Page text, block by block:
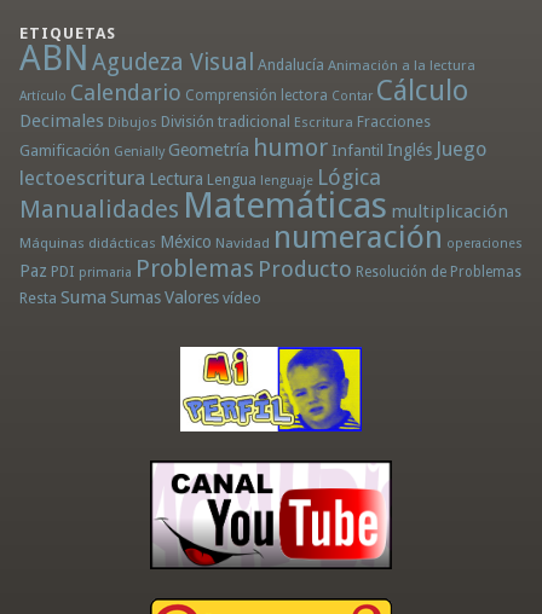
ETIQUETAS
ABN Agudeza Visual Andalucía Animación a la lectura
Artículo Calendario Comprensión lectora Contar Cálculo
Decimales Dibujos División tradicional Escritura Fracciones
Gamificación Genially Geometría humor Infantil Inglés Juego
lectoescritura Lectura Lengua lenguaje Lógica
Manualidades Matemáticas multiplicación
Máquinas didácticas México Navidad numeración operaciones
Paz PDI primaria Problemas Producto Resolución de Problemas
Resta Suma Sumas Valores vídeo